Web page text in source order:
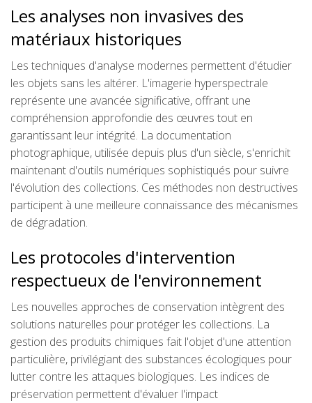
Les analyses non invasives des
matériaux historiques
Les techniques d'analyse modernes permettent d'étudier
les objets sans les altérer. L'imagerie hyperspectrale
représente une avancée significative, offrant une
compréhension approfondie des œuvres tout en
garantissant leur intégrité. La documentation
photographique, utilisée depuis plus d'un siècle, s'enrichit
maintenant d'outils numériques sophistiqués pour suivre
l'évolution des collections. Ces méthodes non destructives
participent à une meilleure connaissance des mécanismes
de dégradation.
Les protocoles d'intervention
respectueux de l'environnement
Les nouvelles approches de conservation intègrent des
solutions naturelles pour protéger les collections. La
gestion des produits chimiques fait l'objet d'une attention
particulière, privilégiant des substances écologiques pour
lutter contre les attaques biologiques. Les indices de
préservation permettent d'évaluer l'impact